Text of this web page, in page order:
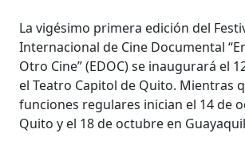
La vigésimo primera edición del
Internacional de Cine Documental
Otro Cine” (EDOC) se inaugurará el
el Teatro Capitol de Quito. Mientras
funciones regulares inician el 14 de
Quito y el 18 de octubre en